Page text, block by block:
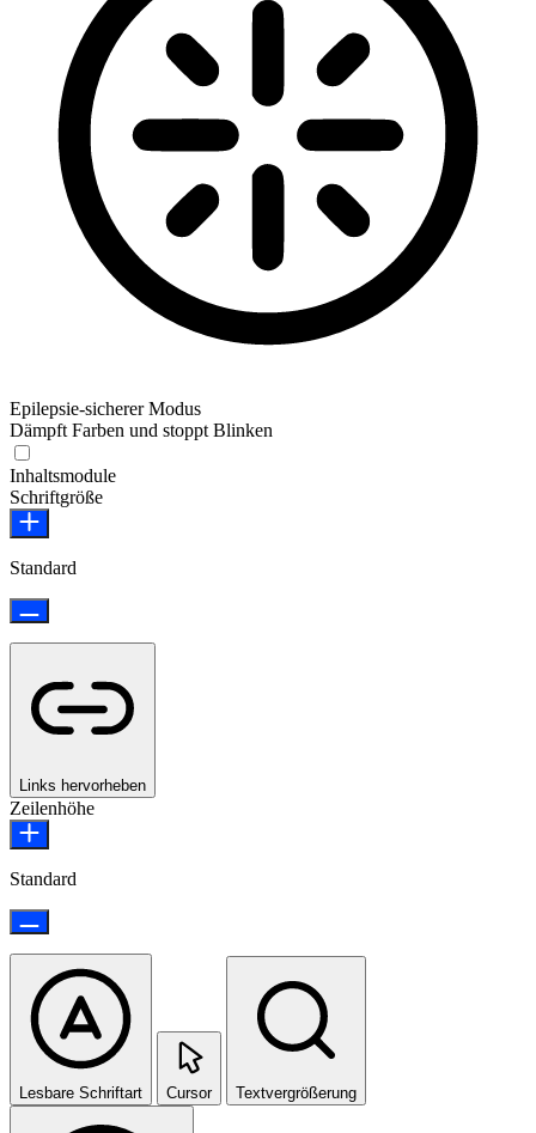
Epilepsie-sicherer Modus
Dämpft Farben und stoppt Blinken
Inhaltsmodule
Schriftgröße
Standard
Links hervorheben
Zeilenhöhe
Standard
Lesbare Schriftart Cursor Textvergrößerung